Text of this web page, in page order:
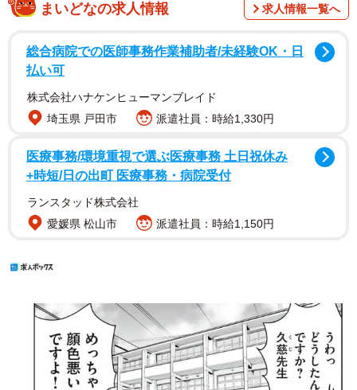
まいどなの求人情報 求人情報一覧へ
総合病院での医師事務作業補助者/未経験OK・日
払い可
株式会社ハナケンヒューマンブレイド
埼玉県 戸田市
派遣社員：時給1,330円
医療事務/環境重視で選ぶ医療事務 土日祝休み
+時短/日の出町 医療事務・病院受付
ランスタッド株式会社
愛媛県 松山市
派遣社員：時給1,150円